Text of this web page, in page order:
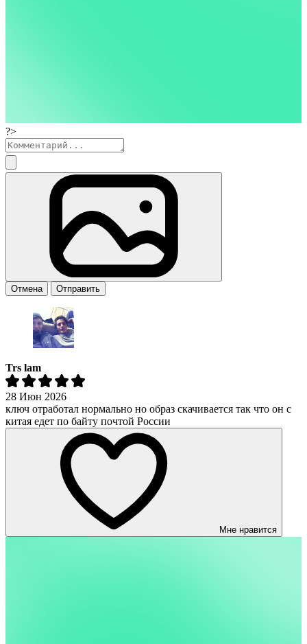
?>
Отмена Отправить
Trs lam
28 Июн 2026
ключ отработал нормально но образ скачивается так что он с
китая едет по байту почтой России
Мне нравится